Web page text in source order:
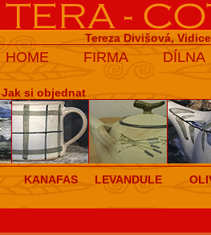
Tereza Divišová,
HOME FIRMA DÍLNA
Jak si objednat
KANAFAS LEVANDULE